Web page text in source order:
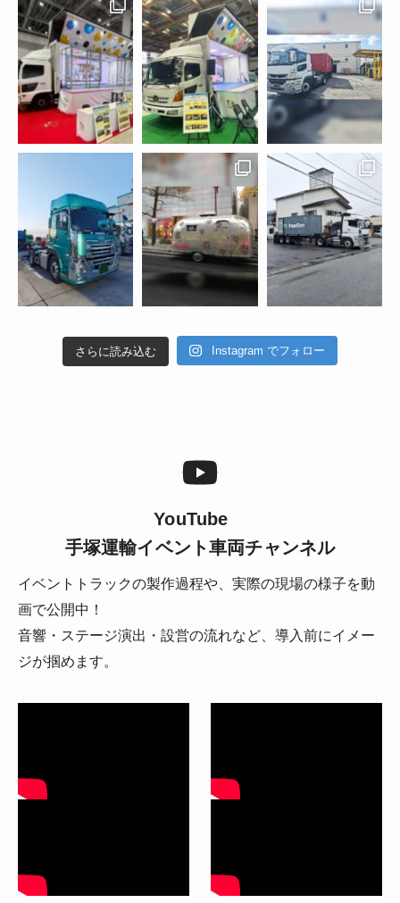
さらに読み込む Instagram でフォロー
YouTube
手塚運輸イベント車両チャンネル
イベントトラックの製作過程や、実際の現場の様子を動
画で公開中！
音響・ステージ演出・設営の流れなど、導入前にイメー
ジが掴めます。